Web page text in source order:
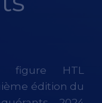
figure HTL
édition du